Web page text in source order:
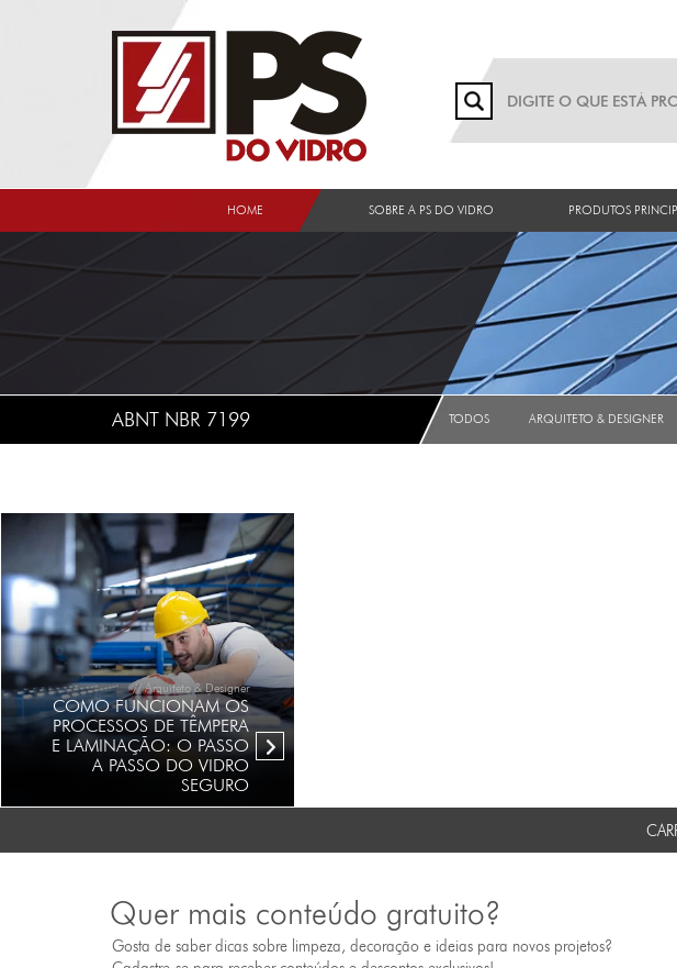
HOME SOBRE A PS DO VIDRO PRODUTOS
ABNT NBR 7199 TODOS ARQUITETO & DESIGNER
// Arquiteto & Designer
COMO FUNCIONAM OS
PROCESSOS DE TÊMPERA
E LAMINAÇÃO: O PASSO
A PASSO DO VIDRO
SEGURO
Quer mais conteúdo gratuito?
Gosta de saber dicas sobre limpeza, decoração e ideias para novos projetos?